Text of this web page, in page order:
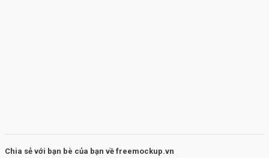
Chia sẻ với bạn bè của bạn về freemockup.vn